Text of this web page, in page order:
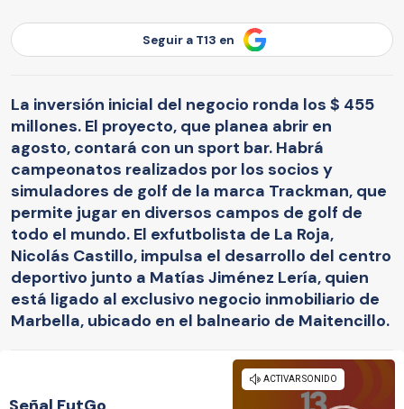
Seguir a T13 en
La inversión inicial del negocio ronda los $ 455
millones. El proyecto, que planea abrir en
agosto, contará con un sport bar. Habrá
campeonatos realizados por los socios y
simuladores de golf de la marca Trackman, que
permite jugar en diversos campos de golf de
todo el mundo. El exfutbolista de La Roja,
Nicolás Castillo, impulsa el desarrollo del centro
deportivo junto a Matías Jiménez Lería, quien
está ligado al exclusivo negocio inmobiliario de
Marbella, ubicado en el balneario de Maitencillo.